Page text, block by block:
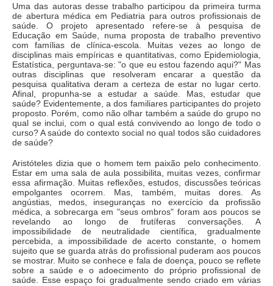
Uma das autoras desse trabalho participou da primeira turma
de abertura médica em Pediatria para outros profissionais de
saúde. O projeto apresentado refere-se à pesquisa de
Educação em Saúde, numa proposta de trabalho preventivo
com famílias de clínica-escola. Muitas vezes ao longo de
disciplinas mais empíricas e quantitativas, como Epidemiologia,
Estatística, perguntava-se: "o que eu estou fazendo aqui?" Mas
outras disciplinas que resolveram encarar a questão da
pesquisa qualitativa deram a certeza de estar no lugar certo.
Afinal, propunha-se a estudar a saúde. Mas, estudar que
saúde? Evidentemente, a dos familiares participantes do projeto
proposto. Porém, como não olhar também a saúde do grupo no
qual se inclui, com o qual está convivendo ao longo de todo o
curso? A saúde do contexto social no qual todos são cuidadores
de saúde?
Aristóteles dizia que o homem tem paixão pelo conhecimento.
Estar em uma sala de aula possibilita, muitas vezes, confirmar
essa afirmação. Muitas reflexões, estudos, discussões teóricas
empolgantes ocorrem. Mas, também, muitas dores. As
angústias, medos, inseguranças no exercício da profissão
médica, a sobrecarga em "seus ombros" foram aos poucos se
revelando ao longo de frutíferas conversações. A
impossibilidade de neutralidade científica, gradualmente
percebida, a impossibilidade de acerto constante, o homem
sujeito que se guarda atrás do profissional puderam aos poucos
se mostrar. Muito se conhece e fala de doença, pouco se reflete
sobre a saúde e o adoecimento do próprio profissional de
saúde. Esse espaço foi gradualmente sendo criado em várias